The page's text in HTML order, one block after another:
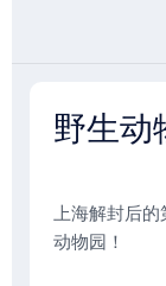
野生动
上海解封后的
动物园！